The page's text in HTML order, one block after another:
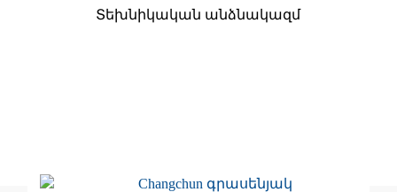
Տեխնիկական անձնակազմ
Changchun գրասենյակ